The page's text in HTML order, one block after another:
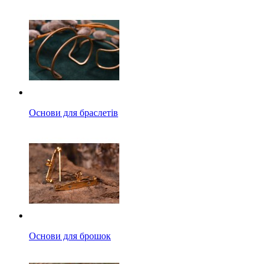
Основи для браслетів
Основи для брошок